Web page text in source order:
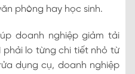
phòng hay học sinh.
doanh nghiệp giảm tải
phải lo từng chi tiết nhỏ từ
dụng cụ, doanh nghiệp